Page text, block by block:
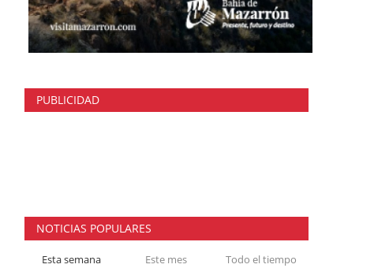
PUBLICIDAD
NOTICIAS POPULARES
Esta semana Este mes Todo el tiempo